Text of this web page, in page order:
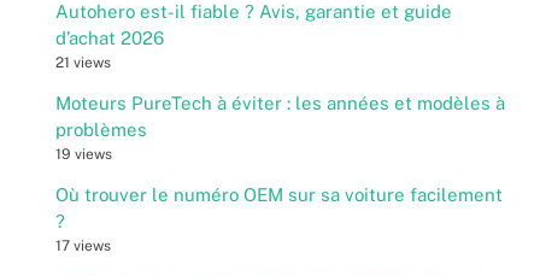
Autohero est-il fiable ? Avis, garantie et guide
d’achat 2026
21 views
Moteurs PureTech à éviter : les années et modèles à
problèmes
19 views
Où trouver le numéro OEM sur sa voiture facilement
?
17 views